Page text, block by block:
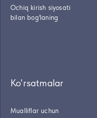
Ochiq kirish siyosati
bilan bog'laning
Ko'rsatmalar
Mualliflar uchun